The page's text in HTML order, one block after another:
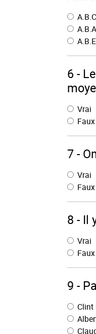
6 -
Vrai
Faux
7 -
Vrai
Faux
8 - Il
Vrai
Faux
9 -
Clint